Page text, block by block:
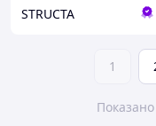
STRUCTA
1